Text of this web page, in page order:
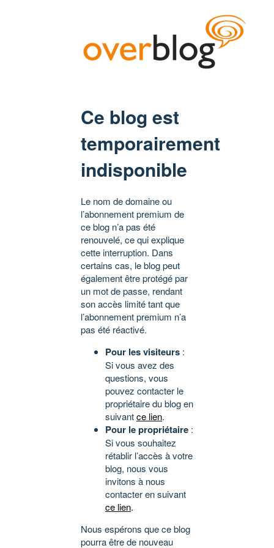
Ce blog est
temporairement
indisponible
Le nom de domaine ou
l’abonnement premium de
ce blog n’a pas été
renouvelé, ce qui explique
cette interruption. Dans
certains cas, le blog peut
également être protégé par
un mot de passe, rendant
son accès limité tant que
l’abonnement premium n’a
pas été réactivé.
Pour les visiteurs :
Si vous avez des
questions, vous
pouvez contacter le
propriétaire du blog en
suivantce lien.
Pour le propriétaire :
Si vous souhaitez
rétablir l’accès à votre
blog, nous vous
invitons à nous
contacter en suivant
ce lien.
Nous espérons que ce blog
pourra être de nouveau